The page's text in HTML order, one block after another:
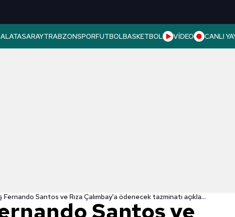
TRABZONSPORFUTBOLBASKETBOL VİDEO CANLI
Beşiktaş Fernando Santos ve Rıza Çalımbay'a ödenecek tazminatı açıkladı!
Santos ve